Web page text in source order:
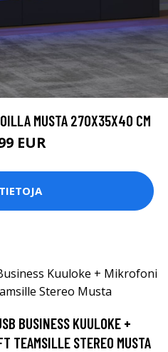
MUSTA 270X35X40 CM
EUR
BUSINESS KUULOKE +
TEAMSILLE STEREO MUSTA